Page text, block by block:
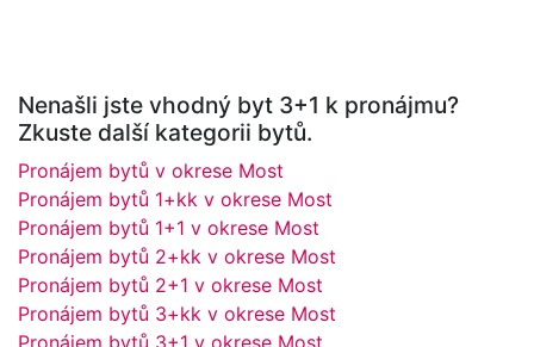
Nenašli jste vhodný byt 3+1 k pronájmu?
Zkuste další kategorii bytů.
Pronájem bytů v okrese Most
Pronájem bytů 1+kk v okrese Most
Pronájem bytů 1+1 v okrese Most
Pronájem bytů 2+kk v okrese Most
Pronájem bytů 2+1 v okrese Most
Pronájem bytů 3+kk v okrese Most